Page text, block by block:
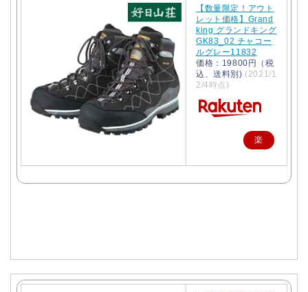
【数量限定！アウト
レット価格】Grand
king グランドキング
GK83_02 チャコー
ルグレー11832
価格：19800円（税
込、送料別) (2021/1
2/4時点)
楽